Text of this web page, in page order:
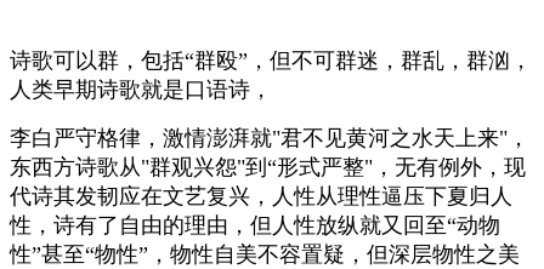
诗歌可以群，包括“群殴”，但不可群迷，群乱，群汹，
人类早期诗歌就是口语诗，
李白严守格律，激情澎湃就"君不见黄河之水天上来"，
东西方诗歌从"群观兴怨"到“形式严整"，无有例外，现
代诗其发韧应在文艺复兴，人性从理性逼压下夏归人
性，诗有了自由的理由，但人性放纵就又回至“动物
性”甚至“物性”，物性自美不容置疑，但深层物性之美